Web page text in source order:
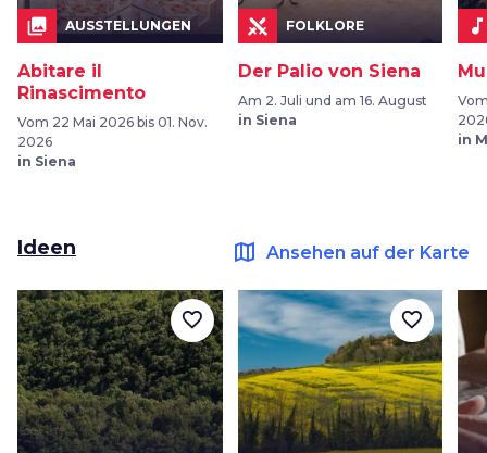
collections AUSSTELLUNGEN
Abitare il
Rinascimento
Vom 22 Mai 2026 bis 01. Nov.
2026
in Siena
FOLKLORE
Der Palio von Siena
Am 2. Juli und am 16. August
in Siena
in
Ideen map Ansehen auf der Karte
favorite_border favorite_border